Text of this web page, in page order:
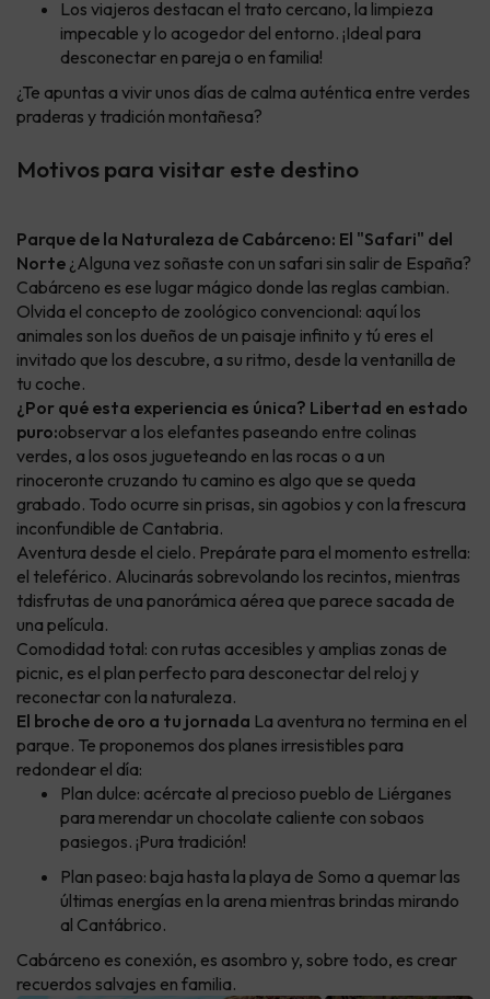
Los viajeros destacan el trato cercano, la limpieza
impecable y lo acogedor del entorno. ¡Ideal para
desconectar en pareja o en familia!
¿Te apuntas a vivir unos días de calma auténtica entre verdes
praderas y tradición montañesa?
Motivos para visitar este destino
Parque de la Naturaleza de Cabárceno: El "Safari" del
Norte ¿Alguna vez soñaste con un safari sin salir de España?
Cabárceno es ese lugar mágico donde las reglas cambian.
Olvida el concepto de zoológico convencional: aquí los
animales son los dueños de un paisaje infinito y tú eres el
invitado que los descubre, a su ritmo, desde la ventanilla de
tu coche.
¿Por qué esta experiencia es única? Libertad en estado
puro:observar a los elefantes paseando entre colinas
verdes, a los osos jugueteando en las rocas o a un
rinoceronte cruzando tu camino es algo que se queda
grabado. Todo ocurre sin prisas, sin agobios y con la frescura
inconfundible de Cantabria.
Aventura desde el cielo. Prepárate para el momento estrella:
el teleférico. Alucinarás sobrevolando los recintos, mientras
tdisfrutas de una panorámica aérea que parece sacada de
una película.
Comodidad total: con rutas accesibles y amplias zonas de
picnic, es el plan perfecto para desconectar del reloj y
reconectar con la naturaleza.
El broche de oro a tu jornada La aventura no termina en el
parque. Te proponemos dos planes irresistibles para
redondear el día:
Plan dulce: acércate al precioso pueblo de Liérganes
para merendar un chocolate caliente con sobaos
pasiegos. ¡Pura tradición!
Plan paseo: baja hasta la playa de Somo a quemar las
últimas energías en la arena mientras brindas mirando
al Cantábrico.
Cabárceno es conexión, es asombro y, sobre todo, es crear
recuerdos salvajes en familia.